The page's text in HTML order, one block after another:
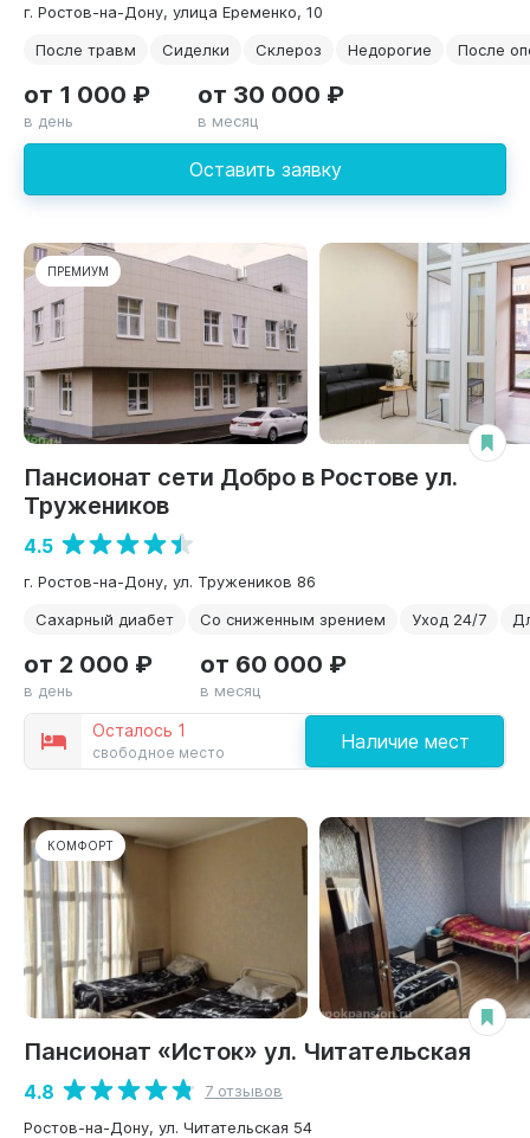
г. Ростов-на-Дону, улица Еременко, 10
После травм
Сиделки Склероз Недорогие После
Оставить заявку
от 1 000 ₽
в день
от 30 000 ₽
в месяц
ПРЕМИУМ
Пансионат сети Добро в Ростове ул.
Тружеников
4.5
г. Ростов-на-Дону, ул. Тружеников 86
Сахарный диабет
Со сниженным зрением Уход 24/7
Осталось 1
свободное место Наличие мест
от 2 000 ₽
в день
от 60 000 ₽
в месяц
КОМФОРТ
Пансионат «Исток» ул. Читательская
4.8
7 отзывов
Ростов-на-Дону, ул. Читательская 54